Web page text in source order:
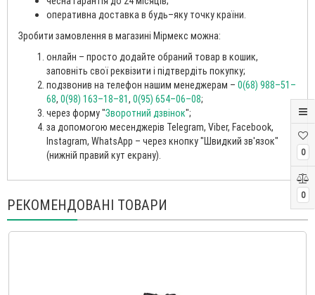
0
0
оперативна доставка в будь–яку точку країни.
Зробити замовлення в магазині Мірмекс можна:
онлайн – просто додайте обраний товар в кошик,
заповніть свої реквізити і підтвердіть покупку;
подзвонив на телефон нашим менеджерам – 0(68) 988–51–
68, 0(98) 163–18–81, 0(95) 654–06–08;
через форму "Зворотний дзвінок";
за допомогою месенджерів Telegram, Viber, Facebook,
Instagram, WhatsApp – через кнопку "Швидкий зв'язок"
(нижній правий кут екрану).
РЕКОМЕНДОВАНІ ТОВАРИ